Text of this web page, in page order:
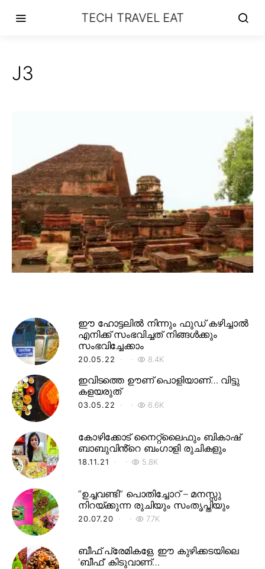
TECH TRAVEL EAT
J3
ഈ ഹോട്ടലിൽ നിന്നും ഫുഡ് കഴിച്ചാൽ
എനിക്ക് സംഭവിച്ചത് നിങ്ങൾക്കും
സംഭവിച്ചേക്കാം
20.05.22 8.4K
ഇവിടത്തെ ഊണ് പൊളിയാണ്… വിട്ടു
കളയരുത്
03.05.22 6.6K
കോഴിക്കോട് നൈറ്റ്‌ലൈഫും ബികാഷ്
ബാബുവിൻ്റെ ബംഗാളി രുചികളും
18.11.21 5.8K
“ഉച്ചവണ്ടി” പൊതിച്ചോറ് – മനസ്സു
നിറയ്ക്കുന്ന രുചിയും സംതൃപ്തിയും
20.07.20 7.7K
ബീഫ് പ്രേമികളേ, ഈ കുഴിക്കടയിലെ
‘ബീഫ്’ കിടുവാണ്…